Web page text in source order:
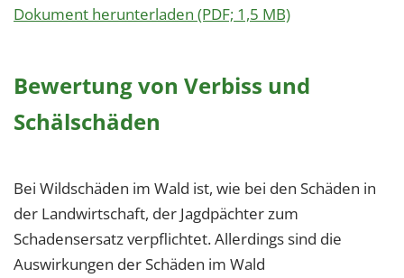
Dokument herunterladen (PDF; 1,5 MB)
Bewertung von Verbiss und
Schälschäden
Bei Wildschäden im Wald ist, wie bei den Schäden in
der Landwirtschaft, der Jagdpächter zum
Schadensersatz verpflichtet. Allerdings sind die
Auswirkungen der Schäden im Wald